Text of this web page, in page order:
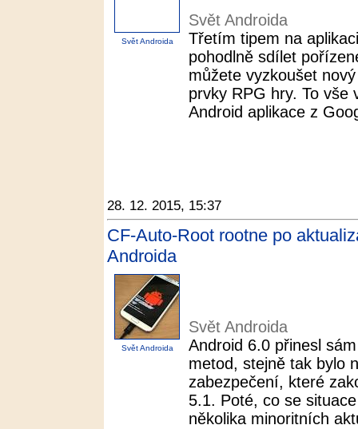
Svět Androida
Svět Androida
Třetím tipem na
pohodlně sdílet
můžete vyzkoušet
prvky RPG hry. To vše
Android aplikace z
28. 12. 2015, 15:37
CF-Auto-Root rootne po
Androida
Svět Androida
Svět Androida
Android 6.0 přinesl
metod, stejně tak bylo
zabezpečení, které
5.1. Poté, co se
několika minoritních